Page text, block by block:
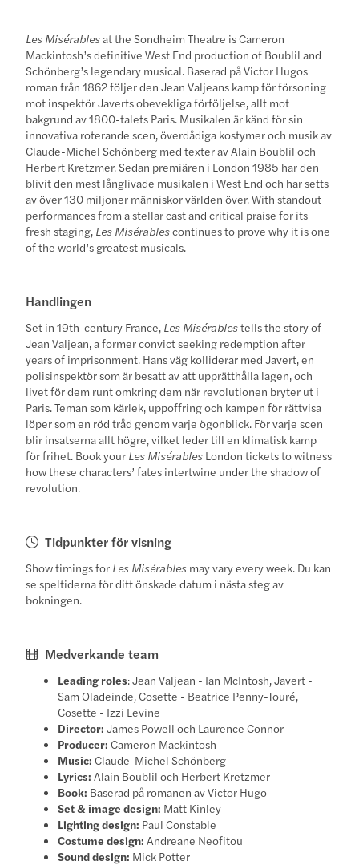
Les Misérablesat the Sondheim Theatre is Cameron
Mackintosh’s definitive West End production of Boublil and
Schönberg’s legendary musical. Baserad på Victor Hugos
roman från 1862 följer den Jean Valjeans kamp för försoning
mot inspektör Javerts obevekliga förföljelse, allt mot
bakgrund av 1800-talets Paris. Musikalen är känd för sin
innovativa roterande scen, överdådiga kostymer och musik av
Claude-Michel Schönberg med texter av Alain Boublil och
Herbert Kretzmer. Sedan premiären i London 1985 har den
blivit den mest långlivade musikalen i West End och har setts
av över 130 miljoner människor världen över. With standout
performances from a stellar cast and critical praise for its
fresh staging, Les Misérablescontinues to prove why it is one
of the world’s greatest musicals.
Handlingen
Set in 19th-century France, Les Misérablestells the story of
Jean Valjean, a former convict seeking redemption after
years of imprisonment. Hans väg kolliderar med Javert, en
polisinspektör som är besatt av att upprätthålla lagen, och
livet för dem runt omkring dem när revolutionen bryter ut i
Paris. Teman som kärlek, uppoffring och kampen för rättvisa
löper som en röd tråd genom varje ögonblick. För varje scen
blir insatserna allt högre, vilket leder till en klimatisk kamp
för frihet. Book your Les Misérables London tickets to witness
how these characters’ fates intertwine under the shadow of
revolution.
Tidpunkter för visning
Show timings for Les Misérables may vary every week. Du kan
se speltiderna för ditt önskade datum i nästa steg av
bokningen.
Medverkande team
Leading roles: Jean Valjean - Ian McIntosh, Javert -
Sam Oladeinde, Cosette - Beatrice Penny-Touré,
Cosette - Izzi Levine
Director: James Powell och Laurence Connor
Producer: Cameron Mackintosh
Music: Claude-Michel Schönberg
Lyrics: Alain Boublil och Herbert Kretzmer
Book: Baserad på romanen av Victor Hugo
Set & image design: Matt Kinley
Lighting design: Paul Constable
Costume design: Andreane Neofitou
Sound design: Mick Potter